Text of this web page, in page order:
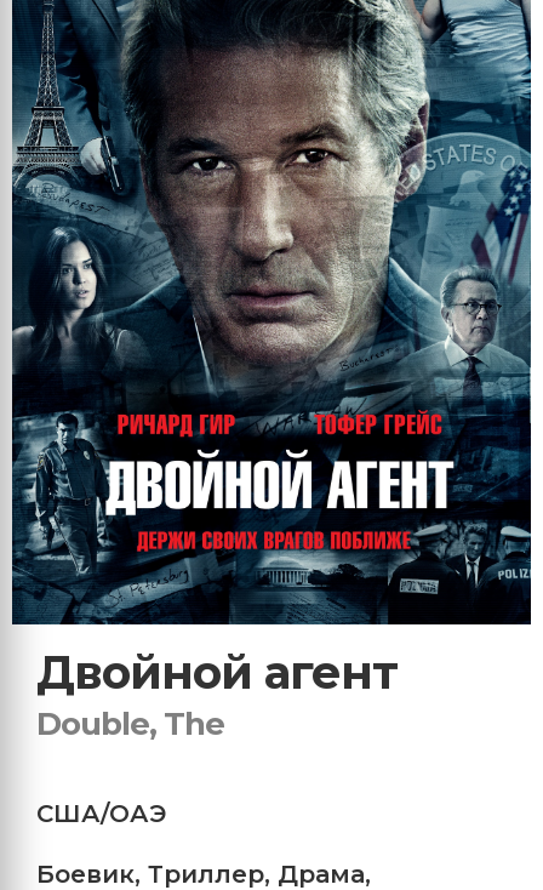
Двойной агент
Double, The
США/ОАЭ
Боевик, Триллер, Драма,